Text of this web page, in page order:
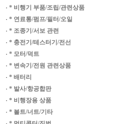
· * 비행기 부품/조립/관련상품
· * 연료통/펌프/필터/오일
· * 조종기/서보 관련
· * 충전기/테스터기/전선
· * 모터/덕트
· * 변속기/전원 관련상품
· * 배터리
· * 발사/항공합판
· * 비행장용 상품
· * 볼트/너트/기타